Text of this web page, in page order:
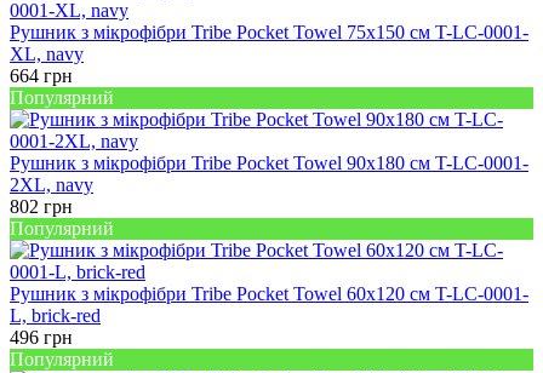
Рушник з мікрофібри Tribe Pocket Towel 75х150 см T-LC-0001-
XL, navy
664 грн
Популярний
Рушник з мікрофібри Tribe Pocket Towel 90х180 см T-LC-0001-
2XL, navy
802 грн
Популярний
Рушник з мікрофібри Tribe Pocket Towel 60х120 см T-LC-0001-
L, brick-red
496 грн
Популярний